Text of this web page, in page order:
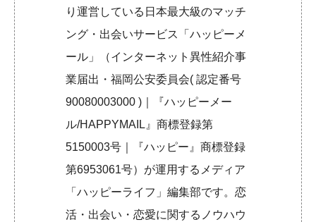
り運営している日本最大級のマッチ
ング・出会いサービス「ハッピーメ
ール」（インターネット異性紹介事
業届出・福岡公安委員会( 認定番号
90080003000 )｜『ハッピーメー
ル/HAPPYMAIL』商標登録第
5150003号｜『ハッピー』商標登録
第6953061号）が運用するメディア
「ハッピーライフ」編集部です。恋
活・出会い・恋愛に関するノウハウ